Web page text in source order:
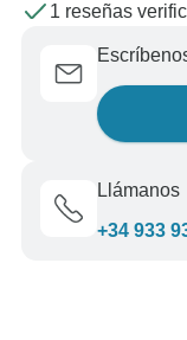
1 reseñas
Llámanos
+34 933